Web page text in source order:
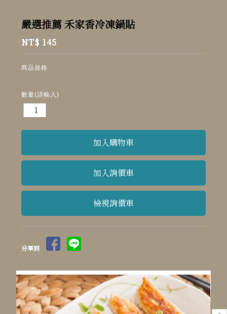
嚴選推薦 禾家香冷凍鍋貼
NT$ 145
商品規格
數量(請輸入)
檢視詢價車
分享到